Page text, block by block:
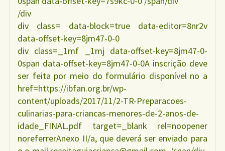
/div
div class= data-block=true data-editor=8nr2v
data-offset-key=8jm47-0-0
div class=_1mf _1mj data-offset-key=8jm47-0-
0span data-offset-key=8jm47-0-0A inscrição deve
ser feita por meio do formulário disponível no a
href=https://ibfan.org.br/wp-
content/uploads/2017/11/2-TR-Preparacoes-
culinarias-para-criancas-menores-de-2-anos-de-
idade_FINAL.pdf target=_blank rel=noopener
noreferrerAnexo II/a, que deverá ser enviado para